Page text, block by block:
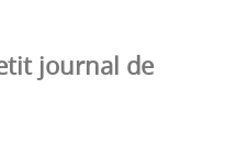
journal de